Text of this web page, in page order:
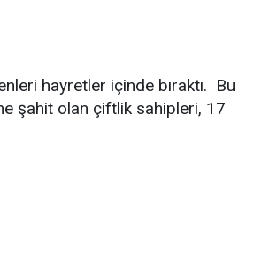
hayretler içinde bıraktı. Bu
şahit olan çiftlik sahipleri, 17